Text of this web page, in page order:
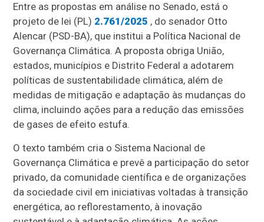
Entre as propostas em análise no Senado, está o
projeto de lei (PL) 2.761/2025 , do senador Otto
Alencar (PSD-BA), que institui a Política Nacional de
Governança Climática. A proposta obriga União,
estados, municípios e Distrito Federal a adotarem
políticas de sustentabilidade climática, além de
medidas de mitigação e adaptação às mudanças do
clima, incluindo ações para a redução das emissões
de gases de efeito estufa.
O texto também cria o Sistema Nacional de
Governança Climática e prevê a participação do setor
privado, da comunidade científica e de organizações
da sociedade civil em iniciativas voltadas à transição
energética, ao reflorestamento, à inovação